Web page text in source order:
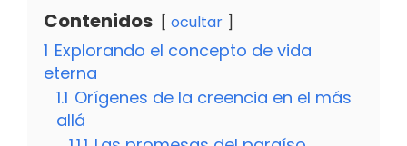
Contenidos ocultar
1 Explorando el concepto de vida
eterna
1.1 Orígenes de la creencia en el más
allá